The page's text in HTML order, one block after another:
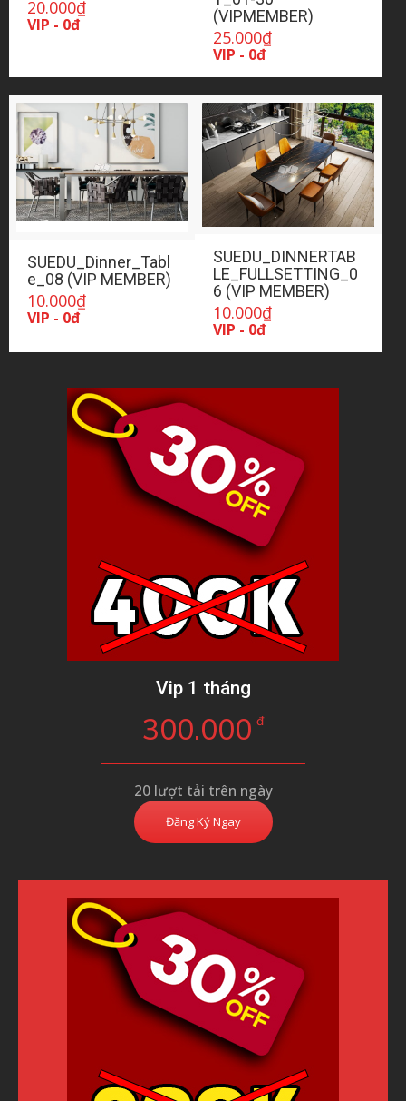
20.000₫
VIP - 0đ
(VIPMEMBER)
25.000₫
VIP - 0đ
SUEDU_Dinner_Tabl
e_08 (VIP MEMBER)
10.000₫
VIP - 0đ
SUEDU_DINNERTAB
LE_FULLSETTING_0
6 (VIP MEMBER)
10.000₫
VIP - 0đ
Vip 1 tháng
300.000 đ
20 lượt tải trên ngày
Đăng Ký Ngay